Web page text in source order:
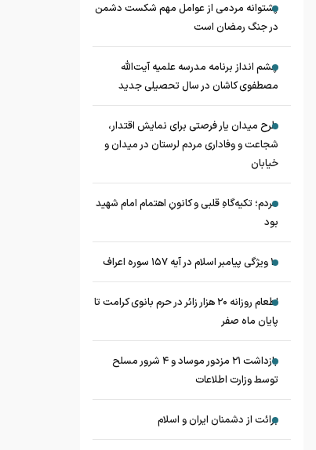
پشتوانه مردمی از عوامل مهم شکست دشمن
در جنگ رمضان است
چشم‌ انداز برنامه مدرسه علمیه آیت‌الله
مصطفوی کاشان در سال تحصیلی جدید
طرح میدان یار فرصتی برای نمایش اقتدار،
شجاعت و وفاداری مردم لرستان در میدان و
خیابان
مردم؛ تکیه‌گاهِ قلبی و کانونِ اهتمام امام شهید
بود
۱۰ ویژگی پیامبر اسلام در آیه ۱۵۷ سوره اعراف
اطعام روزانه ۲۰ هزار زائر در حرم بانوی کرامت تا
پایان ماه صفر
بازداشت ۲۱ مزدور موساد و ۴ شرور مسلح
توسط وزارت اطلاعات
برائت از دشمنان ایران و اسلام